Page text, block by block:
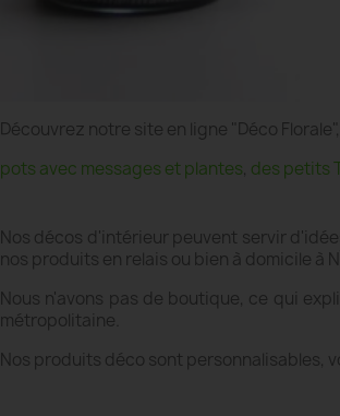
Découvrez notre site en ligne "Déco
pots avec messages et plantes, des petits
Nos décos d'intérieur peuvent servir
nos produits en relais ou bien à domicile à
Nous n'avons pas de boutique, ce qui
métropolitaine.
Nos produits déco sont personnalisables,